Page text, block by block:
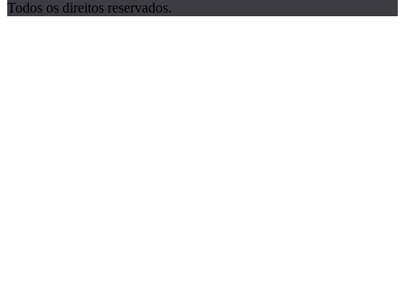
Todos os direitos reservados.